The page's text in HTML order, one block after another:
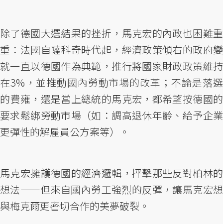
除了德國大選結果的挫折，馬克宏的內政也困難重
重：法國自薩科奇時代起，經濟政策傾右的政府變
就一直以德國作為典範，推行將國家財政政策維持
在3%，並推動國內勞動市場的改革；不論是落選
的費雍，還是當上總統的馬克宏，都希望按德國的
要求鬆綁勞動市場（如：調高退休年齡、給予企業
更彈性的解雇員公方案等）。
馬克宏擁護德國的經濟邏輯，抨擊那些反對柏林的
想法——但來自國內勞工強烈的反彈，讓馬克宏想
與梅克爾更密切合作的美夢破裂。